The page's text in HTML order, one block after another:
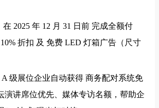
2025 年 12 月 31 日前 完成全额付
折扣 及 免费 LED 灯箱广告（尺寸
级展位企业自动获得 商务配对系统免
演讲席位优先、媒体专访名额，帮助企